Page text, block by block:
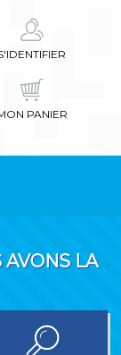
PANIER
AVONS LA